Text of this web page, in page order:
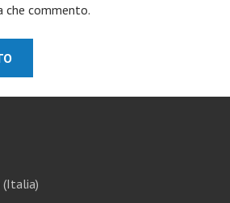
che commento.
(Italia)